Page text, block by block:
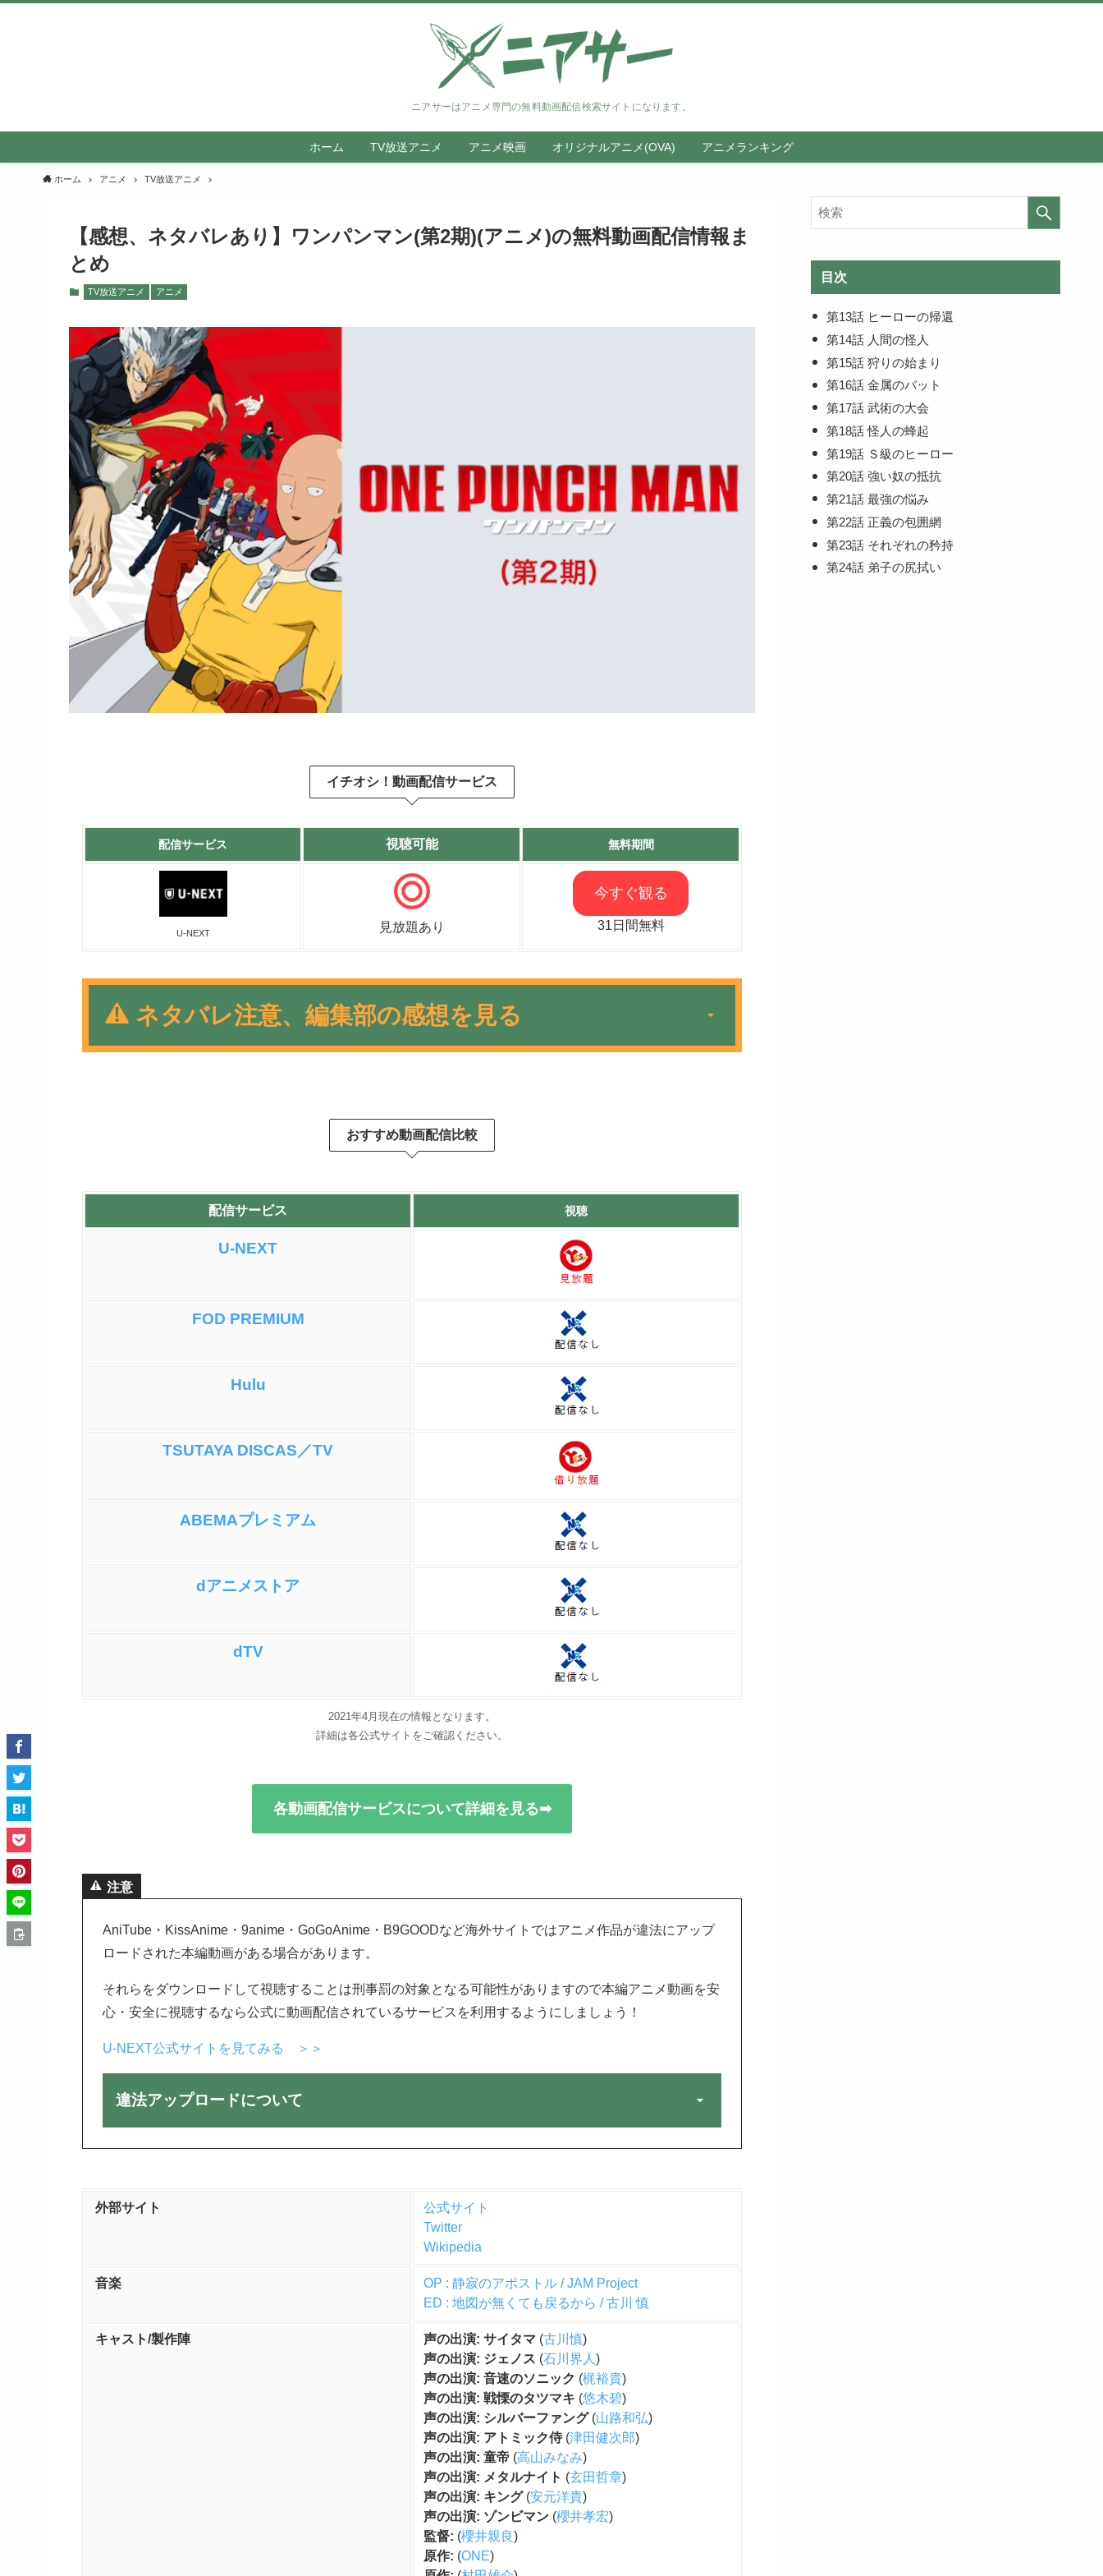
ニアサーはアニメ専門の無料動画配信検索サイトになります。
ホーム TV放送アニメ アニメ映画 オリジナルアニメ(OVA) アニメランキング
ホーム アニメ TV放送アニメ
【感想、ネタバレあり】ワンパンマン(第2期)(アニメ)の無料動画配信情報ま
とめ
TV放送アニメ アニメ
イチオシ！動画配信サービス
配信サービス 視聴可能 無料期間
U-NEXT 見放題あり
今すぐ観る
31日間無料
ネタバレ注意、編集部の感想を見る
マよりタツマキが好きです。サイタマは強すぎるのであまり出てこない
おすすめ動画配信比較
配信サービス 視聴
U-NEXT
FOD PREMIUM
Hulu
TSUTAYA DISCAS／TV
ABEMAプレミアム
dアニメストア
dTV
2021年4月現在の情報となります。
詳細は各公式サイトをご確認ください。
各動画配信サービスについて詳細を見る➡
注意
AniTube・KissAnime・9anime・GoGoAnime・B9GOODなど海外サイトではアニメ作品が違法にアップ
ロードされた本編動画がある場合があります。
それらをダウンロードして視聴することは刑事罰の対象となる可能性がありますので本編アニメ動画を安
心・安全に視聴するなら公式に動画配信されているサービスを利用するようにしましょう！
U-NEXT公式サイトを見てみる ＞＞
違法アップロードについて
外部サイト
公式サイト
Twitter
Wikipedia
音楽
OP : 静寂のアポストル / JAM Project
ED : 地図が無くても戻るから / 古川 慎
キャスト/製作陣 声の出演: サイタマ (古川慎)
声の出演: ジェノス (石川界人 )
声の出演: 音速のソニック (梶裕貴)
声の出演: 戦慄のタツマキ (悠木碧)
声の出演: シルバーファング(山路和弘)
声の出演: アトミック侍(津田健次郎)
声の出演: 童帝 (高山みなみ)
声の出演: メタルナイト (玄田哲章)
声の出演: キング(安元洋貴)
声の出演: ゾンビマン (櫻井孝宏)
監督: (櫻井親良)
原作: (ONE)
目次
第13話 ヒーローの帰還
第14話 人間の怪人
第15話 狩りの始まり
第16話 金属のバット
第17話 武術の大会
第18話 怪人の蜂起
第19話 Ｓ級のヒーロー
第20話 強い奴の抵抗
第21話 最強の悩み
第22話 正義の包囲網
第23話 それぞれの矜持
第24話 弟子の尻拭い